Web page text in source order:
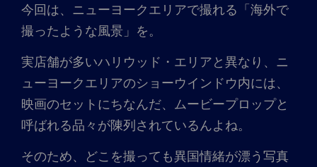
今回は、ニューヨークエリアで撮れる「海外で
撮ったような風景」を。
実店舗が多いハリウッド・エリアと異なり、ニ
ューヨークエリアのショーウインドウ内には、
映画のセットにちなんだ、ムービープロップと
呼ばれる品々が陳列されているんよね。
そのため、どこを撮っても異国情緒が漂う写真